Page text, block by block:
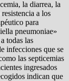
la diarrea, la
a los
para
pneumoniae»
todas las
infecciones que se
las septicemias
ingresados
indican que